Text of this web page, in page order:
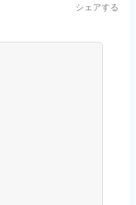
シェアする